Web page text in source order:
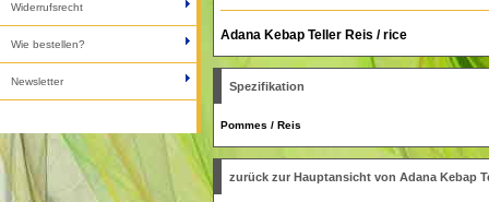
Widerrufsrecht
Wie bestellen?
Newsletter
Adana Kebap Teller Reis / rice
Spezifikation
Pommes / Reis
zurück zur Hauptansicht von Adana Kebap